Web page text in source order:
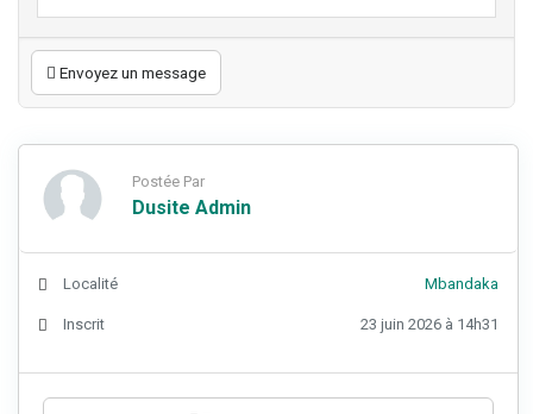
Envoyez un message
Postée Par
Dusite Admin
Localité Mbandaka
Inscrit 23 juin 2026 à 14h31